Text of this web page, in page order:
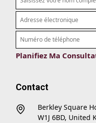
Contact
Berkley Square
W1J 6BD, United